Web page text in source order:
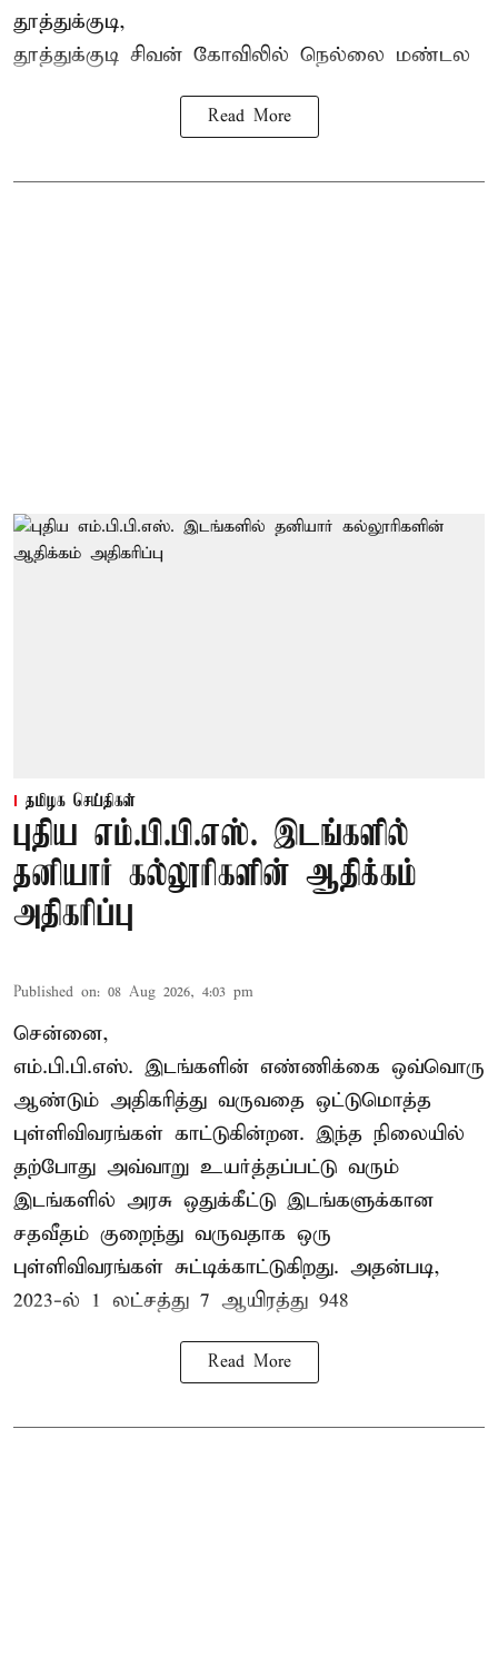
தூத்துக்குடி,
தூத்துக்குடி சிவன் கோவிலில் நெல்லை மண்டல
Read More
தமிழக செய்திகள்
புதிய எம்.பி.பி.எஸ். இடங்களில்
தனியார் கல்லூரிகளின் ஆதிக்கம்
அதிகரிப்பு
Published on: 08 Aug 2026, 4:03 pm
சென்னை,
எம்.பி.பி.எஸ். இடங்களின் எண்ணிக்கை ஒவ்வொரு
ஆண்டும் அதிகரித்து வருவதை ஒட்டுமொத்த
புள்ளிவிவரங்கள் காட்டுகின்றன. இந்த நிலையில்
தற்போது அவ்வாறு உயர்த்தப்பட்டு வரும்
இடங்களில் அரசு ஒதுக்கீட்டு இடங்களுக்கான
சதவீதம் குறைந்து வருவதாக ஒரு
புள்ளிவிவரங்கள் சுட்டிக்காட்டுகிறது. அதன்படி,
2023-ல் 1 லட்சத்து 7 ஆயிரத்து 948
Read More